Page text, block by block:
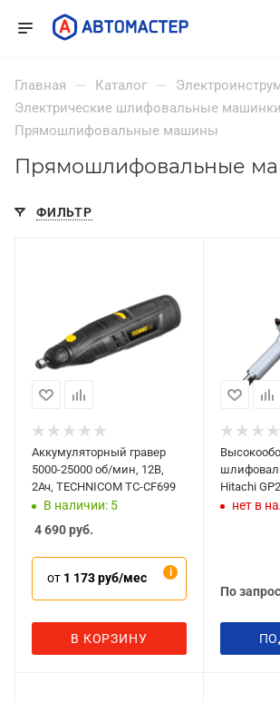
Главная — Каталог —
Электрические шлифовальные машинки
Прямошлифовальные машины
Прямошлифовальные
ФИЛЬТР
Аккумуляторный гравер
5000-25000 об/мин, 12В,
2Ач, TECHNICOM TC-CF699
В наличии: 5
4 690руб.
от 1 173 руб/мес
В КОРЗИНУ
Hitachi
нет в
По